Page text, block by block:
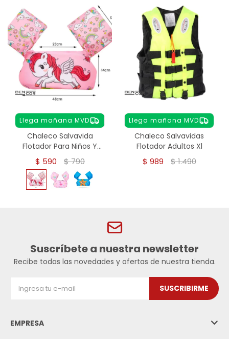
Llega mañana MVD
Chaleco Salvavida
Flotador Para Niños Y
Niñas - Unicornio
$ 590 $790
Llega mañana MVD
Chaleco Salvavidas
Flotador Adultos Xl
$ 989 $1.490
Suscríbete a nuestra newsletter
Recibe todas las novedades y ofertas de nuestra tienda.
SUSCRIBIRME
EMPRESA